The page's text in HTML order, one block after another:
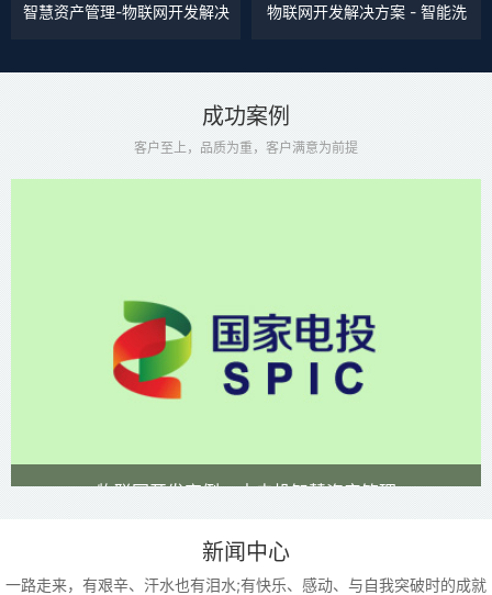
智慧资产管理-物联网开发解决 物联网开发解决方案 - 智能洗
成功案例
客户至上，品质为重，客户满意为前提
物联网开发案例 - 中电投智慧资产管理
新闻中心
一路走来，有艰辛、汗水也有泪水;有快乐、感动、与自我突破时的成就